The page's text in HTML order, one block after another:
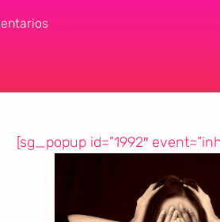
[sg_popup id=”1992″